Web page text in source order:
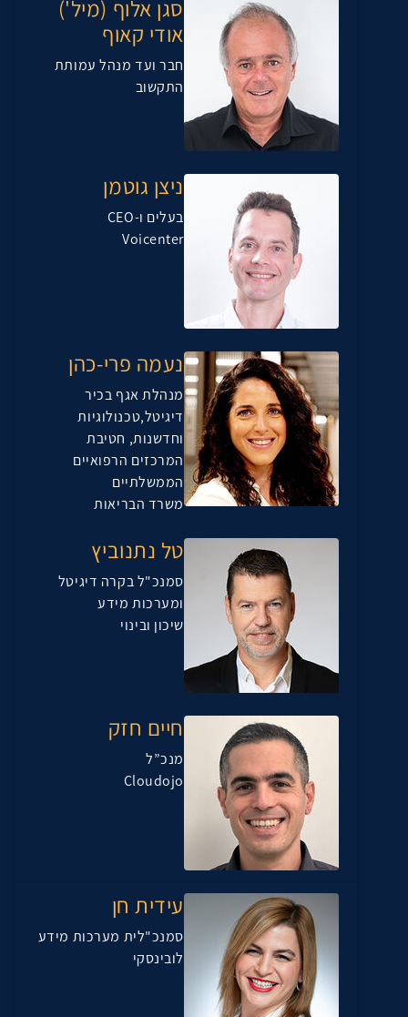
סגן אלוף (מיל')
אודי קאוף
חבר ועד מנהל עמותת
התקשוב
ניצן גוטמן
בעלים ו-CEO
Voicenter
נעמה פרי-כהן
מנהלת אגף בכיר
דיגיטל,טכנולוגיות
וחדשנות, חטיבת
המרכזים הרפואיים
הממשלתיים
משרד הבריאות
טל נתנוביץ
סמנכ"ל בקרה דיגיטל
ומערכות מידע
שיכון ובינוי
חיים חזק
מנכ”ל
Cloudojo
עידית חן
סמנכ"לית מערכות מידע
לובינסקי